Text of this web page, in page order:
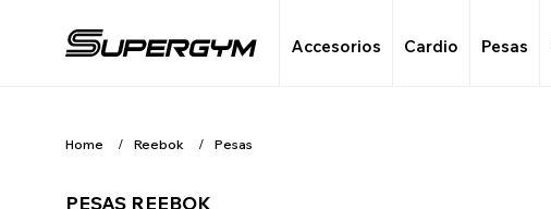
Accesorios Cardio Pesas
Home Reebok Pesas
PESAS REEBOK